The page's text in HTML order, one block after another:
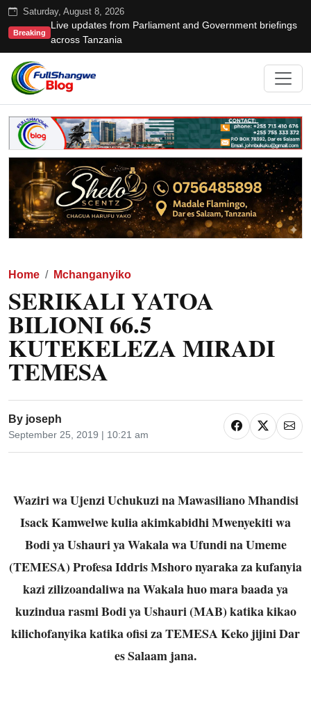
Saturday, August 8, 2026
Breaking
Live updates from Parliament and Government briefings
across Tanzania
Home Mchanganyiko
SERIKALI YATOA
BILIONI 66.5
KUTEKELEZA MIRADI
TEMESA
By joseph
September 25, 2019 | 10:21 am
Waziri wa Ujenzi Uchukuzi na Mawasiliano Mhandisi
Isack Kamwelwe kulia akimkabidhiMwenyekiti wa
Bodi ya Ushauri ya Wakala wa Ufundi na Umeme
(TEMESA) Profesa IddrisMshoro nyaraka za kufanyia
kazi zilizoandaliwa na Wakala huo mara baada ya
kuzindua rasmiBodi ya Ushauri (MAB) katika kikao
kilichofanyika katika ofisi za TEMESA Keko jijini Dar
esSalaam jana.